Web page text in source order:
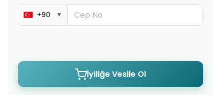
+90 ▼
İyiliğe Vesile Ol